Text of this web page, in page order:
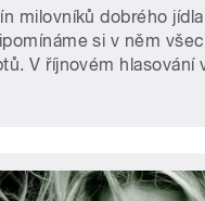
milovníků dobrého
si v něm
V říjnovém hlasování